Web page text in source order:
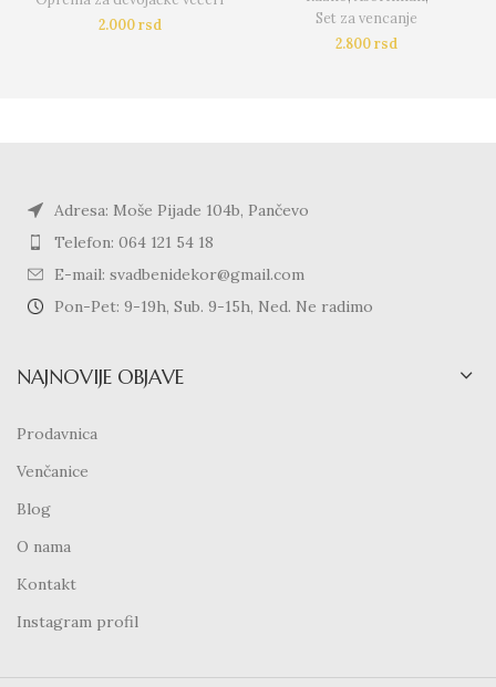
2.000rsd
Set za vencanje
2.800rsd
Adresa: Moše Pijade 104b, Pančevo
Telefon: 064 121 54 18
E-mail: svadbenidekor@gmail.com
Pon-Pet: 9-19h, Sub. 9-15h, Ned. Ne radimo
NAJNOVIJE OBJAVE
Prodavnica
Venčanice
Blog
O nama
Kontakt
Instagram profil